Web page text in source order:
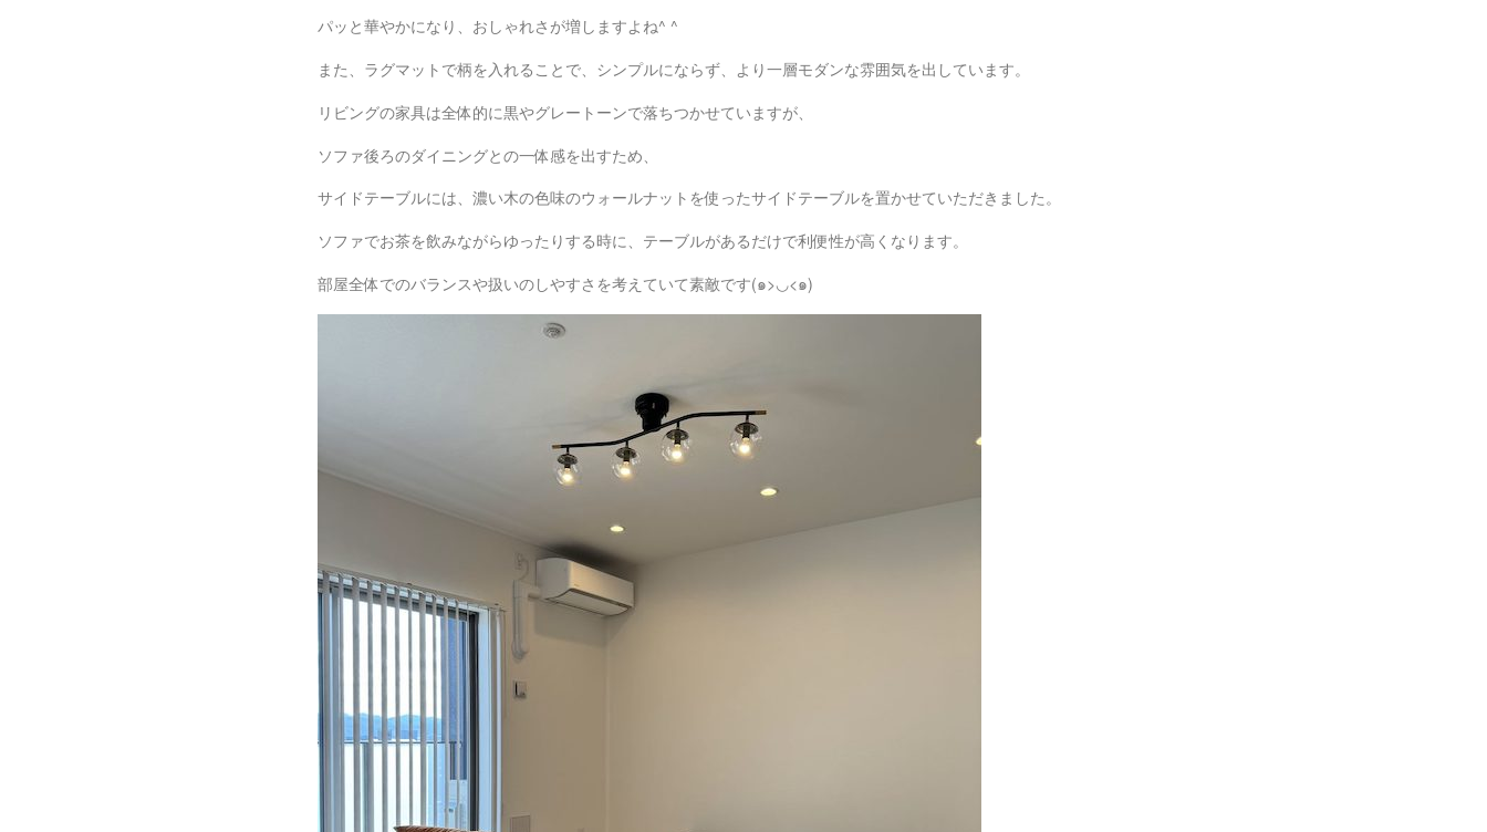
パッと華やかになり、おしゃれさが増しますよね^ ^
また、ラグマットで柄を入れることで、シンプルにならず、より一層モダンな雰囲気を出しています。
リビングの家具は全体的に黒やグレートーンで落ちつかせていますが、
ソファ後ろのダイニングとの一体感を出すため、
サイドテーブルには、濃い木の色味のウォールナットを使ったサイドテーブルを置かせていただきました。
ソファでお茶を飲みながらゆったりする時に、テーブルがあるだけで利便性が高くなります。
部屋全体でのバランスや扱いのしやすさを考えていて素敵です(๑>◡<๑)